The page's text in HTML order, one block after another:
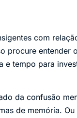
com
procure entender
tempo para
da confusão
de memória.